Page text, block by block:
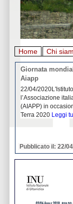
Home Chi
Giornata
Aiapp
22/04/
l’Associazione
(AIAPP) in
Terra 2020 Leggi
Pubblicato il: 22/